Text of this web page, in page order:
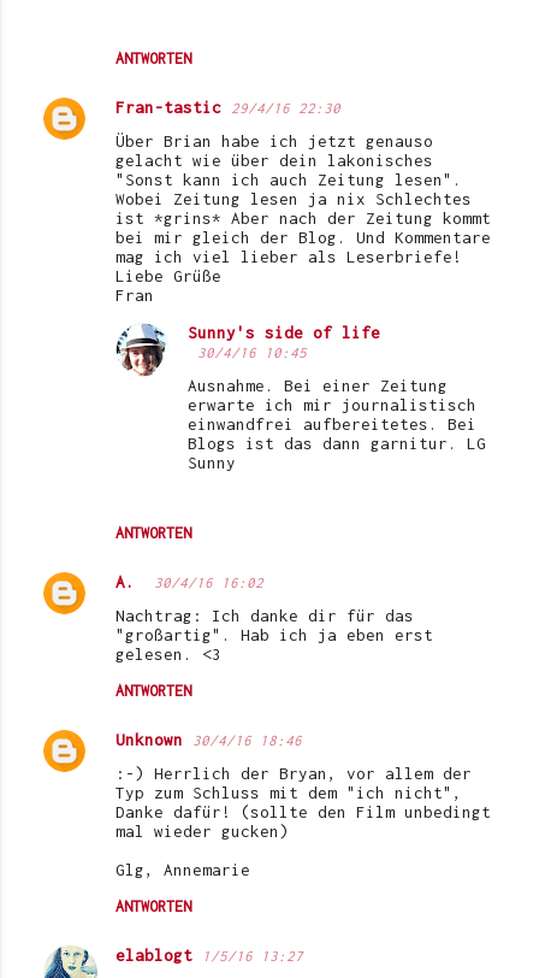
ANTWORTEN
Fran-tastic 29/4/16 22:30
Über Brian habe ich jetzt genauso
gelacht wie über dein lakonisches
"Sonst kann ich auch Zeitung lesen".
Wobei Zeitung lesen ja nix Schlechtes
ist *grins* Aber nach der Zeitung kommt
bei mir gleich der Blog. Und Kommentare
mag ich viel lieber als Leserbriefe!
Liebe Grüße
Fran
ANTWORTEN
Sunny's side of life
30/4/16 10:45
Ausnahme. Bei einer Zeitung
erwarte ich mir journalistisch
einwandfrei aufbereitetes. Bei
Blogs ist das dann garnitur. LG
Sunny
A. 30/4/16 16:02
Nachtrag: Ich danke dir für das
"großartig". Hab ich ja eben erst
gelesen. <3
ANTWORTEN
Unknown 30/4/16 18:46
:-) Herrlich der Bryan, vor allem der
Typ zum Schluss mit dem "ich nicht",
Danke dafür! (sollte den Film unbedingt
mal wieder gucken)
Glg, Annemarie
ANTWORTEN
elablogt 1/5/16 13:27